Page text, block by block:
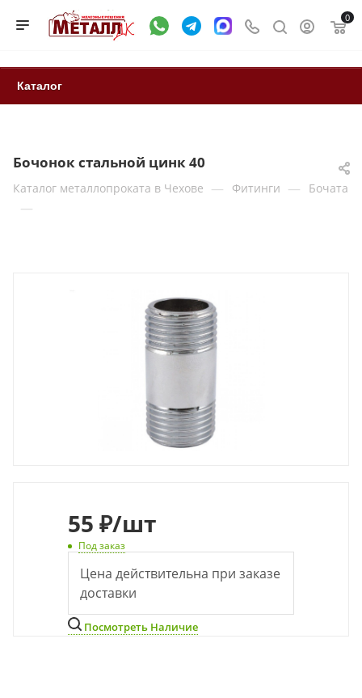
0
Каталог
Бочонок стальной цинк 40
Каталог металлопроката в Чехове — Фитинги — Бочата
—
55 ₽/шт
Под заказ
Цена действительна при заказе
доставки
Посмотреть Наличие